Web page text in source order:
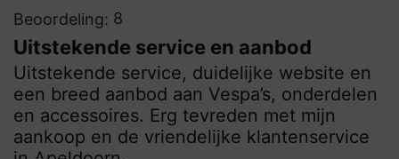
Beoordeling: 8
Uitstekende service en aanbod
Uitstekende service, duidelijke website en
een breed aanbod aan Vespa’s, onderdelen
en accessoires. Erg tevreden met mijn
aankoop en de vriendelijke klantenservice